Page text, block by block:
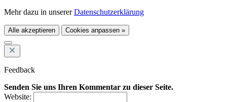
Mehr dazu in unsererDatenschutzerklärung
Alle akzeptieren Cookies anpassen »
Feedback
Senden Sie uns Ihren Kommentar zu dieser Seite.
Website: